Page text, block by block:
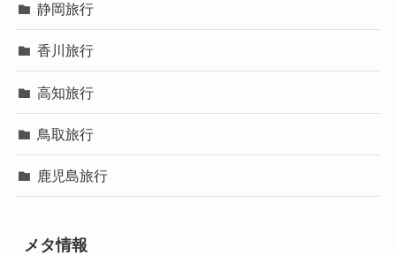
静岡旅行
香川旅行
高知旅行
鳥取旅行
鹿児島旅行
メタ情報